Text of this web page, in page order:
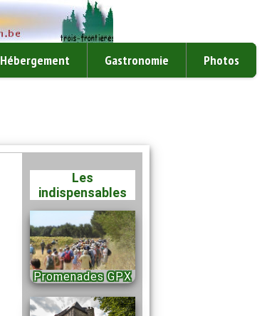
Hébergement Gastronomie Photos
Les
indispensables
Promenades GPX